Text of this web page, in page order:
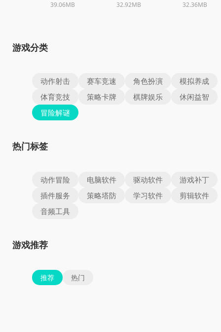
39.06MB 32.92MB 32.36MB
游戏分类
动作射击 赛车竞速 角色扮演
模拟养成
体育竞技
策略卡牌 棋牌娱乐
休闲益智
冒险解谜
热门标签
动作冒险 电脑软件 驱动软件
游戏补丁
插件服务
策略塔防 学习软件
剪辑软件
音频工具
游戏推荐
推荐 热门